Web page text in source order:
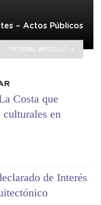
– Actos Públicos
PRÓXIMO ARTÍCULO
Costa que
en
de Interés